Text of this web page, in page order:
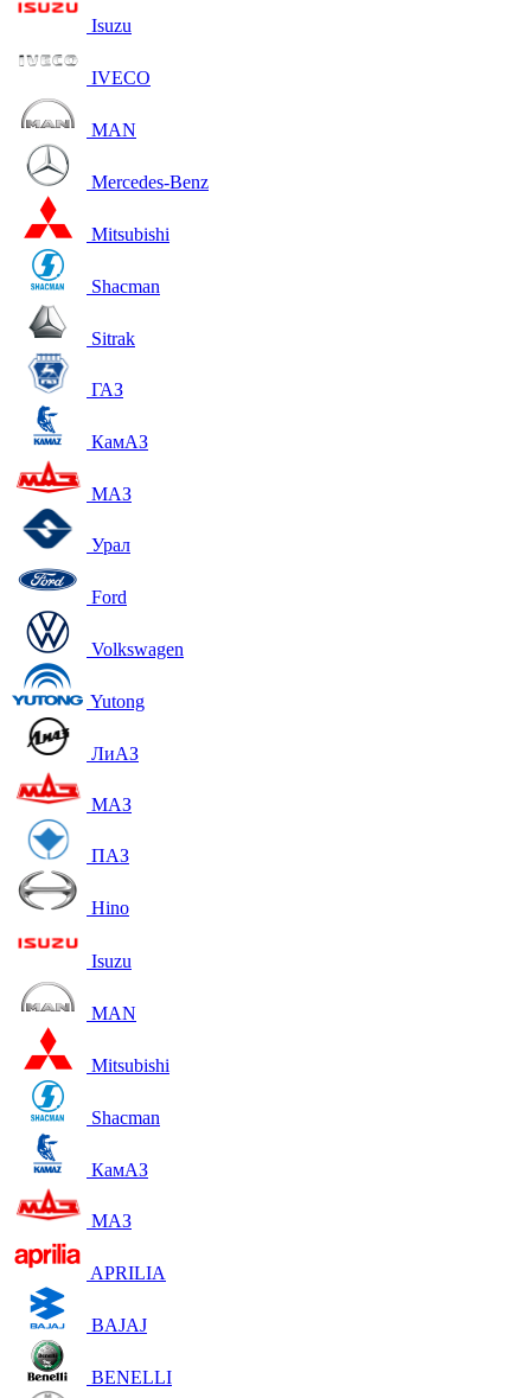
Isuzu
IVECO
MAN
Mercedes-Benz
Mitsubishi
Shacman
Sitrak
ГАЗ
КамАЗ
МАЗ
Урал
Ford
Volkswagen
Yutong
ЛиАЗ
МАЗ
ПАЗ
Hino
Isuzu
MAN
Mitsubishi
Shacman
КамАЗ
МАЗ
APRILIA
BAJAJ
BENELLI